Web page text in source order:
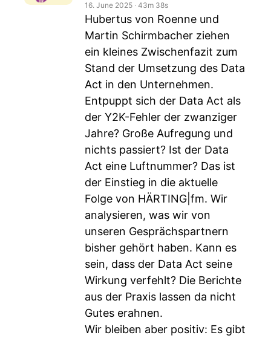
16. June 2025 ‧ 43m 38s
Hubertus von Roenne und
Martin Schirmbacher ziehen
ein kleines Zwischenfazit zum
Stand der Umsetzung des Data
Act in den Unternehmen.
Entpuppt sich der Data Act als
der Y2K-Fehler der zwanziger
Jahre? Große Aufregung und
nichts passiert? Ist der Data
Act eine Luftnummer? Das ist
der Einstieg in die aktuelle
Folge von HÄRTING|fm. Wir
analysieren, was wir von
unseren Gesprächspartnern
bisher gehört haben. Kann es
sein, dass der Data Act seine
Wirkung verfehlt? Die Berichte
aus der Praxis lassen da nicht
Gutes erahnen.
Wir bleiben aber positiv: Es gibt